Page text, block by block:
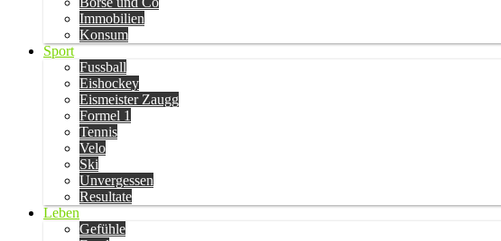
Immobilien
Konsum
Sport
Fussball
Eishockey
Eismeister Zaugg
Formel 1
Tennis
Velo
Ski
Unvergessen
Resultate
Leben
Gefühle